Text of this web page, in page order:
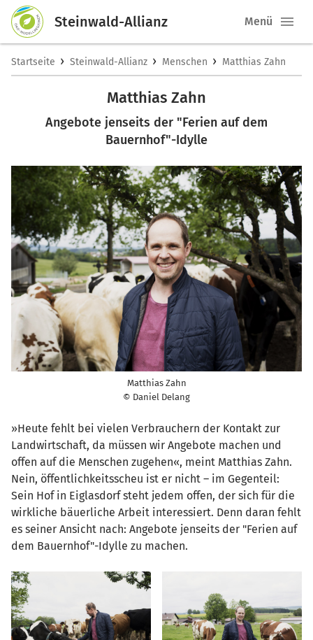
Steinwald-Allianz Menü
Startseite › Steinwald-Allianz › Menschen › Matthias Zahn
Matthias Zahn
Angebote jenseits der "Ferien auf dem
Bauernhof"-Idylle
Matthias Zahn
© Daniel Delang
»Heute fehlt bei vielen Verbrauchern der Kontakt zur
Landwirtschaft, da müssen wir Angebote machen und
offen auf die Menschen zugehen«, meint Matthias Zahn.
Nein, öffentlichkeitsscheu ist er nicht – im Gegenteil:
Sein Hof in Eiglasdorf steht jedem offen, der sich für die
wirkliche bäuerliche Arbeit interessiert. Denn daran fehlt
es seiner Ansicht nach: Angebote jenseits der "Ferien auf
dem Bauernhof"-Idylle zu machen.